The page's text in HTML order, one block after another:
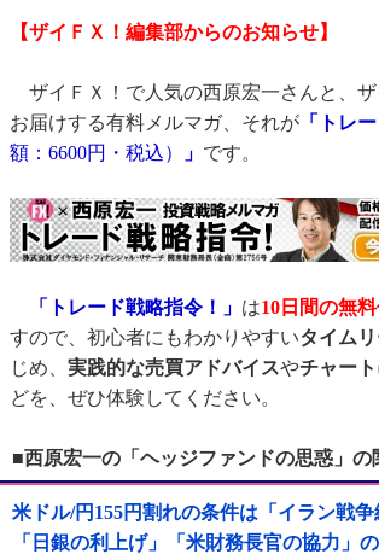
【ザイＦＸ！編集部からのお知らせ】
ザイＦＸ！で人気の西原宏一さんと、
お届けする有料メルマガ、それが 「トレ
額：6600円・税込）
」 です。
「トレード戦略指令！」 は10日間の無
すので、初心者にもわかりやすいタイム
じめ、 実践的な売買アドバイスやチャー
どを、ぜひ体験してください。
■西原宏一の「ヘッジファンドの思惑」の
米ドル/円155円割れの条件は「イラン戦争
「日銀の利上げ」「米財務長官の協力」